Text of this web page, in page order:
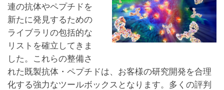
連の抗体やペプチドを
新たに発見するための
ライブラリの包括的な
リストを確立してきま
した。これらの整備さ
れた既製抗体・ペプチドは、お客様の研究開発を合理
化する強力なツールボックスとなります。多くの評判